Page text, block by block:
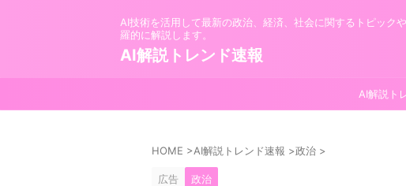
AI技術を活用して最新の政治、経済、社会に関するトピック
羅的に解説します。
AI解説トレンド速報
AI解説ト
HOME >AI解説トレンド速報 >政治 >
広告 政治